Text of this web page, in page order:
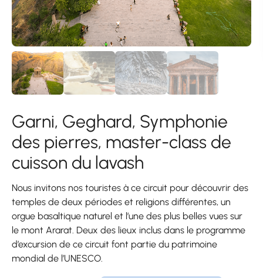
Garni, Geghard, Symphonie
des pierres, master-class de
cuisson du lavash
Nous invitons nos touristes à ce circuit pour découvrir des
temples de deux périodes et religions différentes, un
orgue basaltique naturel et l’une des plus belles vues sur
le mont Ararat. Deux des lieux inclus dans le programme
d’excursion de ce circuit font partie du patrimoine
mondial de l’UNESCO.